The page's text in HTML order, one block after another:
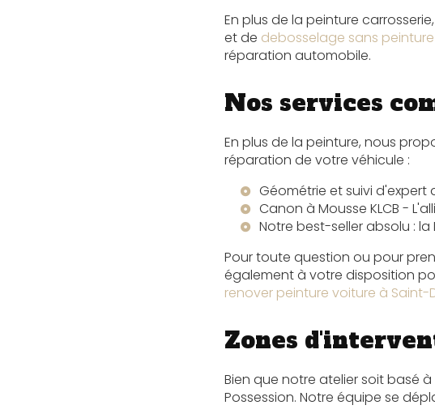
En plus de la peinture
et de debosselage sans
réparation automobile.
Nos services
En plus de la peinture, nous
réparation de votre véhicule :
Géométrie et suivi
Canon à Mousse KLCB -
Notre best-seller absolu : la
Pour toute question ou pour
également à votre disposition
renover peinture voiture à Saint-
Zones
Bien que notre atelier soit basé
Possession. Notre équipe se